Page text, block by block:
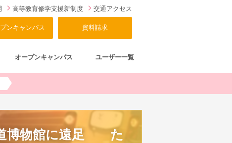
高等教育修学支援新制度 交通アクセス
ンキャンパス 資料請求
オープンキャンパス ユーザー一覧
博物館に遠足 た